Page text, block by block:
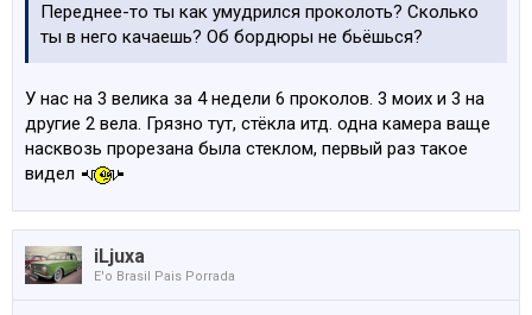
Переднее-то ты как умудрился проколоть? Сколько
ты в него качаешь? Об бордюры не бьёшься?
У нас на 3 велика за 4 недели 6 проколов. 3 моих и 3 на
другие 2 вела. Грязно тут, стёкла итд. одна камера ваще
насквозь прорезана была стеклом, первый раз такое
видел
iLjuxa
E'o Brasil Pais Porrada